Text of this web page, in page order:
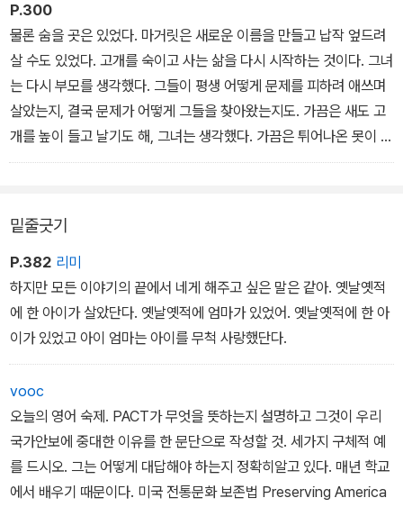
P.300
물론 숨을 곳은 있었다. 마거릿은 새로운 이름을 만들고 납작 엎드려
살 수도 있었다. 고개를 숙이고 사는 삶을 다시 시작하는 것이다. 그녀
는 다시 부모를 생각했다. 그들이 평생 어떻게 문제를 피하려 애쓰며
살았는지, 결국 문제가 어떻게 그들을 찾아왔는지도. 가끔은 새도 고
개를 높이 들고 날기도 해, 그녀는 생각했다. 가끔은 튀어나온 못이 짓
밟으려는 발을 뚫고 올라올 수도 있다고.
밑줄긋기
P.382 리미
하지만 모든 이야기의 끝에서 네게 해주고 싶은 말은 같아. 옛날옛적
에 한 아이가 살았단다. 옛날옛적에 엄마가 있었어. 옛날옛적에 한 아
이가 있었고 아이 엄마는 아이를 무척 사랑했단다.
vooc
오늘의 영어 숙제. PACT가 무엇을 뜻하는지 설명하고 그것이 우리
국가안보에 중대한 이유를 한 문단으로 작성할 것. 세가지 구체적 예
를 드시오. 그는 어떻게 대답해야 하는지 정확히알고 있다. 매년 학교
에서 배우기 때문이다. 미국 전통문화 보존법 Preserving America